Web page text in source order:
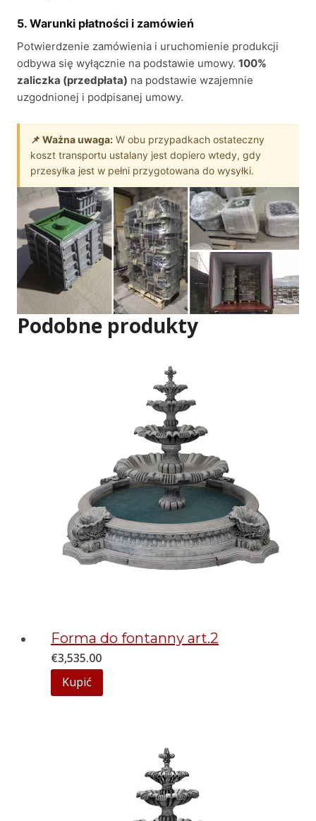
5. Warunki płatności i zamówień
Potwierdzenie zamówienia i uruchomienie produkcji
odbywa się wyłącznie na podstawie umowy. 100%
zaliczka (przedpłata) na podstawie wzajemnie
uzgodnionej i podpisanej umowy.
📌 Ważna uwaga: W obu przypadkach ostateczny
koszt transportu ustalany jest dopiero wtedy, gdy
przesyłka jest w pełni przygotowana do wysyłki.
Podobne produkty
Forma do fontanny art.2
€3,535.00
Kupić